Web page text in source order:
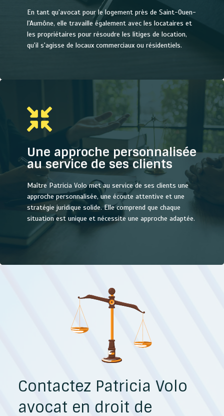
En tant qu'avocat pour le logement près de Saint-Ouen-
l'Aumône, elle travaille également avec les locataires et
les propriétaires pour résoudre les litiges de location,
qu'il s'agisse de locaux commerciaux ou résidentiels.
De plus, elle propose des conseils sur les obligations
légales et réglementaires des agents immobiliers,
aidant ainsi à minimiser les risques juridiques dans
leurs transactions.
Une approche personnalisée
au service de ses clients
Maître Patricia Volo met au service de ses clients une
approche personnalisée, une écoute attentive et une
stratégie juridique solide. Elle comprend que chaque
situation est unique et nécessite une approche adaptée.
Patricia Volo est donc le choix qui s'impose. Avec
son dévouement et son expertise, elle est là pour
vous guider à travers les complexités du droit
Contactez Patricia Volo
avocat en droit de